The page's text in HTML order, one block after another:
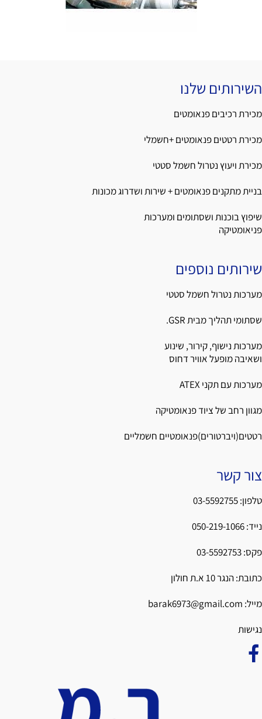
השירותים שלנו
מכירת רכיבים פנאומטים
מכירת רטטים פנאומטים +חשמלי
מכירת ויעוץ נטרול חשמל סטטי
בניית מתקנים פנאומטים + שירות ושדרוג מכונות
שיפוץ בוכנות ושסתומים ומערכות
פניאומטיקה
שירותים נוספים
מערכות נטרול חשמל סטטי
שסתומי תהליך מבית GSR.
מערכות נישוף, קירור, שינוע
ושאיבה מופעל אוויר דחוס
מערכות עם תקני ATEX
מגוון רחב של ציוד פנאומטיקה
רטטים(ויברטורים)פנאומטיים חשמליים
צור קשר
טלפון:03-5592755
נייד:050-219-1066
פקס:
כתובת: הנגר 10 א.ת חולון
מייל: barak6973@gmail.com
נגישות